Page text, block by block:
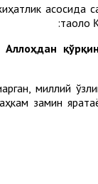
асосида
таоло
миллий
замин